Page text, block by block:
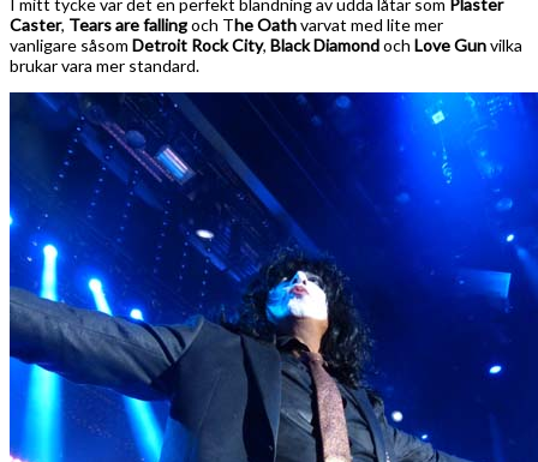
Caster, Tears are fallingoch The Oathvarvat med lite mer
vanligare såsom Detroit Rock City, Black Diamondoch Love Gunvilka
brukar vara mer standard.